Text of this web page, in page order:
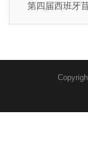
第四届西班牙